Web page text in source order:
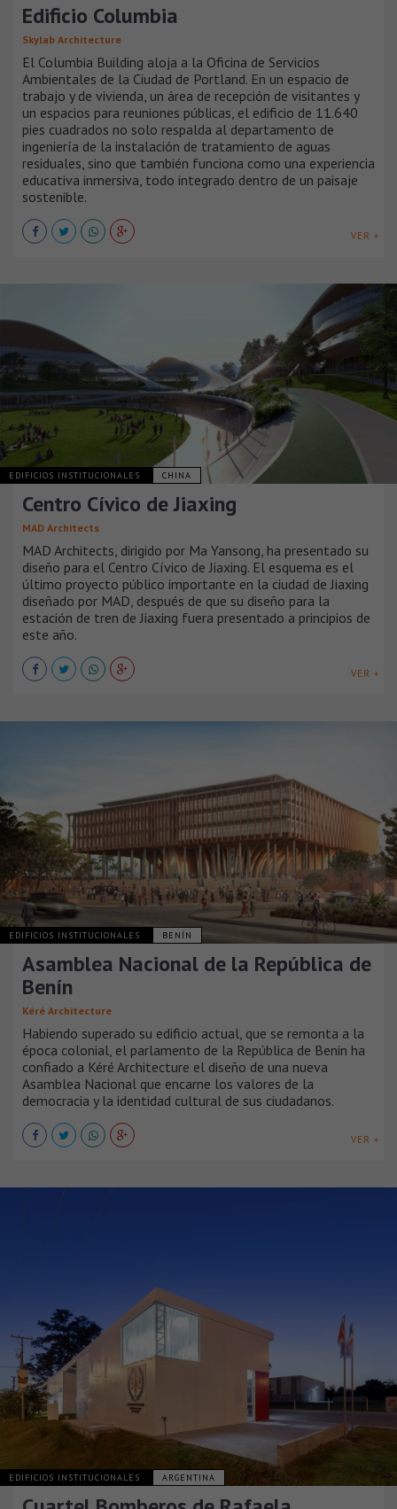
Edificio Columbia
Skylab Architecture
El Columbia Building aloja a la Oficina de Servicios
Ambientales de la Ciudad de Portland. En un espacio de
trabajo y de vivienda, un área de recepción de visitantes y
un espacios para reuniones públicas, el edificio de 11.640
pies cuadrados no solo respalda al departamento de
ingeniería de la instalación de tratamiento de aguas
residuales, sino que también funciona como una experiencia
educativa inmersiva, todo integrado dentro de un paisaje
sostenible.
VER +
EDIFICIOS INSTITUCIONALES CHINA
Centro Cívico de Jiaxing
MAD Architects
MAD Architects, dirigido por Ma Yansong, ha presentado su
diseño para el Centro Cívico de Jiaxing. El esquema es el
último proyecto público importante en la ciudad de Jiaxing
diseñado por MAD, después de que su diseño para la
estación de tren de Jiaxing fuera presentado a principios de
este año.
VER +
EDIFICIOS INSTITUCIONALES BENÍN
Asamblea Nacional de la República de
Benín
Kéré Architecture
Habiendo superado su edificio actual, que se remonta a la
época colonial, el parlamento de la República de Benin ha
confiado a Kéré Architecture el diseño de una nueva
Asamblea Nacional que encarne los valores de la
democracia y la identidad cultural de sus ciudadanos.
VER +
EDIFICIOS INSTITUCIONALES ARGENTINA